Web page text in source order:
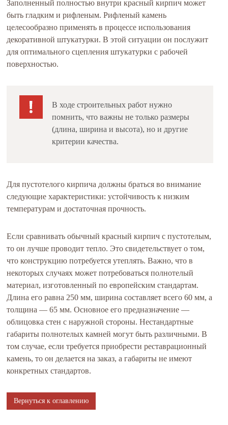
Заполненный полностью внутри красный кирпич может
быть гладким и рифленым. Рифленый камень
целесообразно применять в процессе использования
декоративной штукатурки. В этой ситуации он послужит
для оптимального сцепления штукатурки с рабочей
поверхностью.
В ходе строительных работ нужно
помнить, что важны не только размеры
(длина, ширина и высота), но и другие
критерии качества.
Для пустотелого кирпича должны браться во внимание
следующие характеристики: устойчивость к низким
температурам и достаточная прочность.
Если сравнивать обычный красный кирпич с пустотелым,
то он лучше проводит тепло. Это свидетельствует о том,
что конструкцию потребуется утеплять. Важно, что в
некоторых случаях может потребоваться полнотелый
материал, изготовленный по европейским стандартам.
Длина его равна 250 мм, ширина составляет всего 60 мм, а
толщина — 65 мм. Основное его предназначение —
облицовка стен с наружной стороны. Нестандартные
габариты полнотелых камней могут быть различными. В
том случае, если требуется приобрести реставрационный
камень, то он делается на заказ, а габариты не имеют
конкретных стандартов.
Вернуться к оглавлению